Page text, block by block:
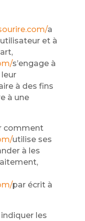
a
et à
s’engage à
à des fins
à une
comment
utilise ses
à les
par écrit à
les